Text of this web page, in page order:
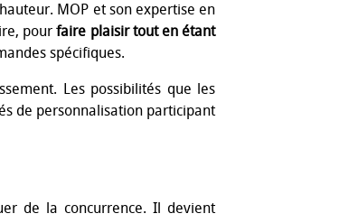
MOP et son expertise en
pourfaire plaisir tout en étant
spécifiques.
Les possibilités que les
de personnalisation participant
de la concurrence. Il devient